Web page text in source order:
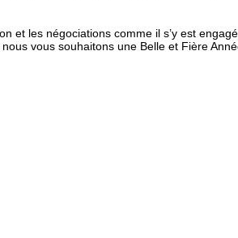
et les négociations comme il s’y est
vous souhaitons une Belle et Fière